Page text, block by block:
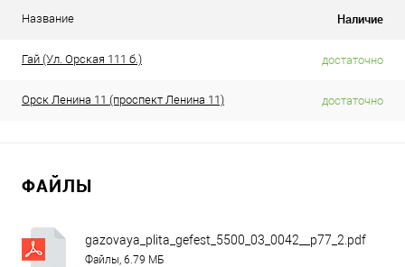
Название Наличие
Гай (Ул. Орская 111 б.) достаточно
Орск Ленина 11 (проспект Ленина 11) достаточно
ФАЙЛЫ
gazovaya_plita_gefest_5500_03_0042__p77_2.pdf
Файлы, 6.79 МБ